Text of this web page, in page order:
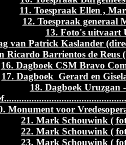
11. Toespraak Ellen ,
12. Toespraak generaal
13. Foto's uitvaart
van Patrick Kaslander
Ricardo Barrientos de
16. Dagboek CSM Bravo
17. Dagboek Gerard en
18. Dagboek Uruzgan
Monument voor
21. Mark Schouwink (
22. Mark Schouwink (
23. Mark Schouwink (